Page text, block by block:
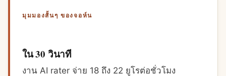
มุมมองสั้นๆ ของจอห์น
ใน 30 วินาที
งาน AI rater จ่าย 18 ถึง 22 ยูโรต่อชั่วโมง